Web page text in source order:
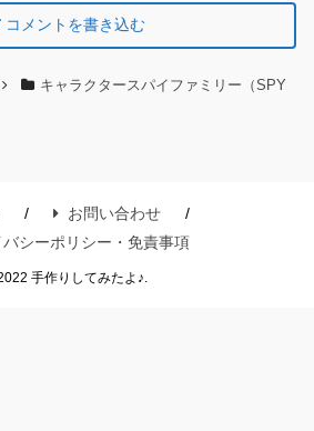
コメントを書き込む
キャラクタースパイファミリー（SPY
お問い合わせ
バシーポリシー・免責事項
手作りしてみたよ♪.